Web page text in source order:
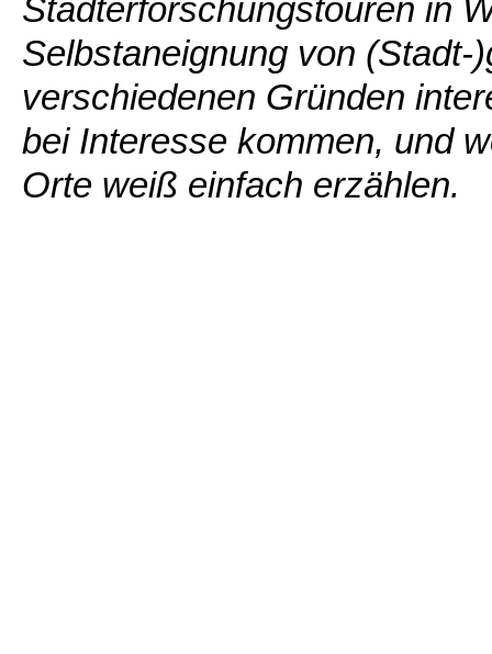
Stadterforschungstouren in
Selbstaneignung von (Stadt-
verschiedenen Gründen
bei Interesse kommen, und
Orte weiß einfach erzählen.